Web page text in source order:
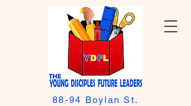
88-94 Boylan St.